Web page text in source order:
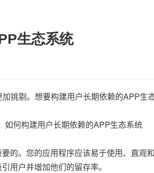
生态系统
加挑剔。想要构建用户长期依赖的APP生
的。您的应用程序应该易于使用、直观
用户并增加他们的留存率。